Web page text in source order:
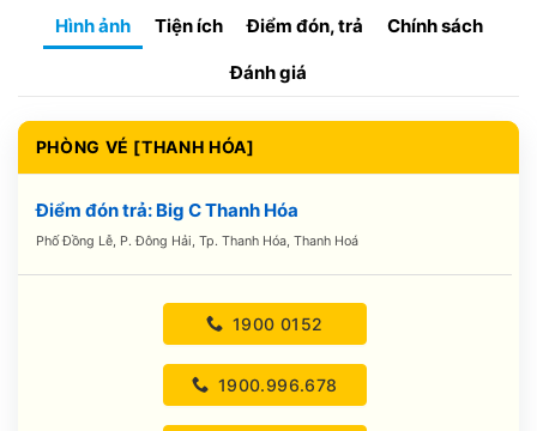
Hình ảnh Tiện ích Điểm đón, trả Chính sách
Đánh giá
PHÒNG VÉ [THANH HÓA]
Điểm đón trả: Big C Thanh Hóa
Phố Đồng Lễ, P. Đông Hải, Tp. Thanh Hóa, Thanh Hoá
1900 0152
1900.996.678